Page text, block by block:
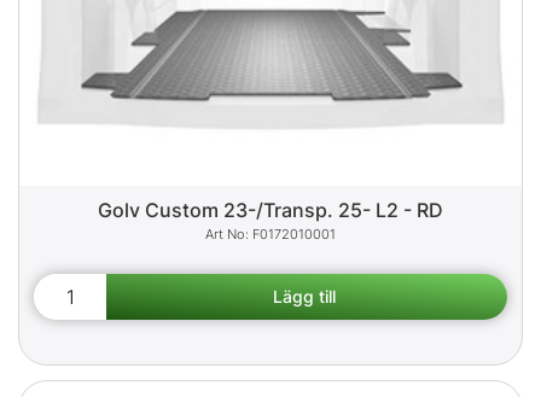
Golv Custom 23-/Transp. 25- L2 - RD
F0172010001